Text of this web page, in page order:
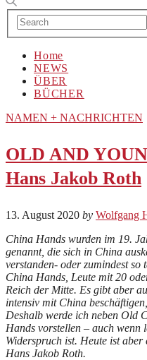
Home
NEWS
ÜBER
BÜCHER
NAMEN + NACHRICHTEN
OLD AND
Hans Jakob Roth
13. August 2020 by Wolfgang
China Hands wurden im 19.
genannt, die sich in China
verstanden- oder zumindest
China Hands, Leute mit 20
Reich der Mitte. Es gibt aber
intensiv mit China
Deshalb werde ich neben Old
Hands vorstellen – auch wenn
Widerspruch ist. Heute ist
Hans Jakob Roth.